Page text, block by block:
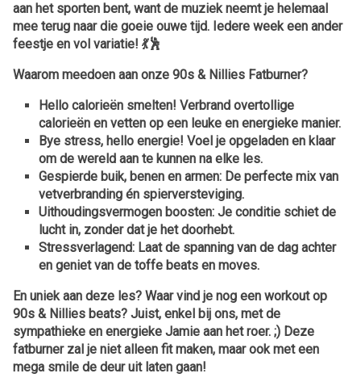
aan het sporten bent, want de muziek neemt je helemaal
mee terug naar die goeie ouwe tijd. Iedere week een ander
feestje en vol variatie! 💃🕺
Waarom meedoen aan onze 90s & Nillies Fatburner?
Hello calorieën smelten! Verbrand overtollige
calorieën en vetten op een leuke en energieke manier.
Bye stress, hello energie! Voel je opgeladen en klaar
om de wereld aan te kunnen na elke les.
Gespierde buik, benen en armen: De perfecte mix van
vetverbranding én spierversteviging.
Uithoudingsvermogen boosten: Je conditie schiet de
lucht in, zonder dat je het doorhebt.
Stressverlagend: Laat de spanning van de dag achter
en geniet van de toffe beats en moves.
En uniek aan deze les? Waar vind je nog een workout op
90s & Nillies beats? Juist, enkel bij ons, met de
sympathieke en energieke Jamie aan het roer. ;) Deze
fatburner zal je niet alleen fit maken, maar ook met een
mega smile de deur uit laten gaan!